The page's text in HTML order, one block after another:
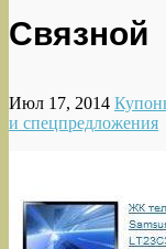
Связной
Июл 17, 2014
и спецпредложения